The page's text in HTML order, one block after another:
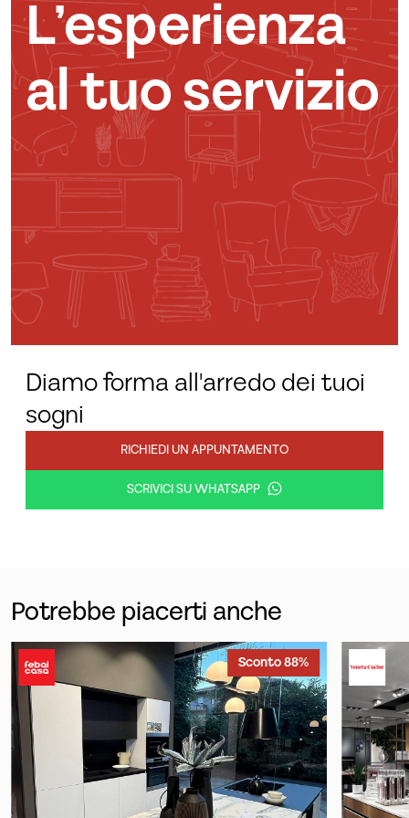
L’esperienza
al tuo servizio
Diamo forma all'arredo dei tuoi
sogni
RICHIEDI UN APPUNTAMENTO
SCRIVICI SU WHATSAPP
Potrebbe piacerti anche
Sconto 88%